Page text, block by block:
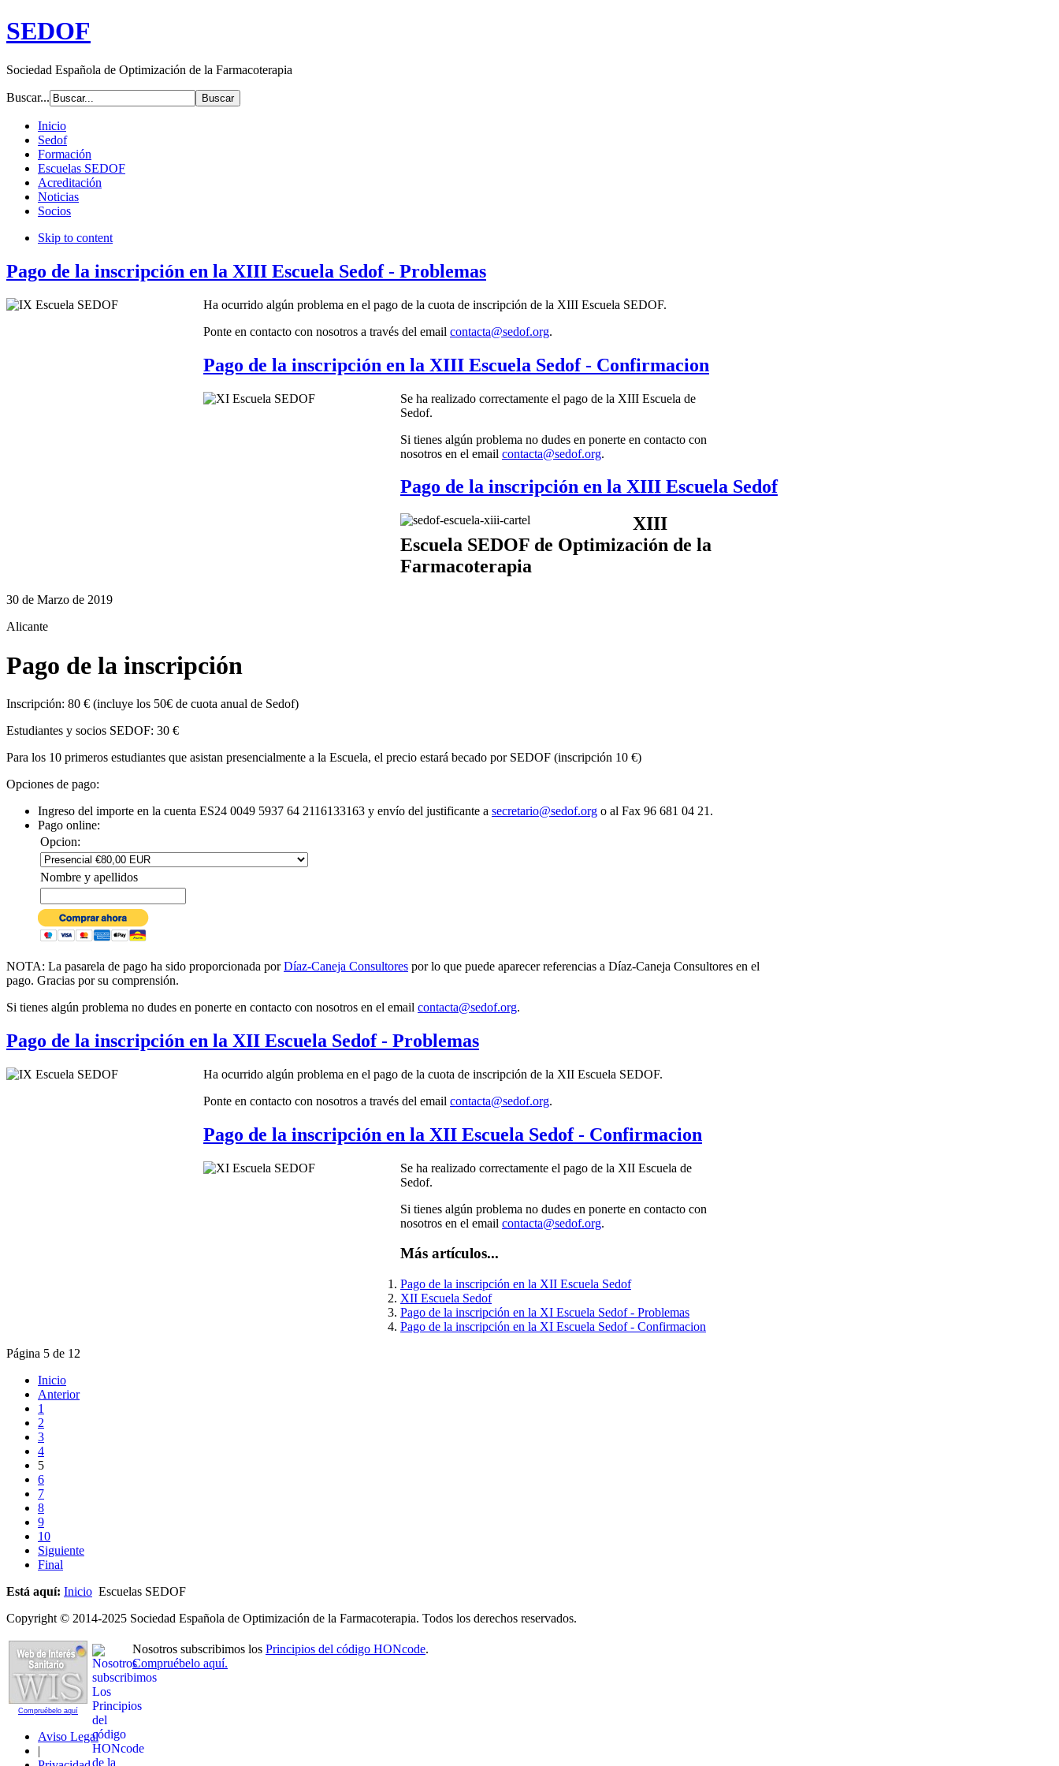
SEDOF
Sociedad Española de Optimización de la Farmacoterapia
Buscar...
Inicio
Sedof
Formación
Escuelas SEDOF
Acreditación
Noticias
Socios
Skip to content
Pago de la inscripción en la XIII Escuela Sedof - Problemas
Ha ocurrido algún problema en el pago de la cuota de inscripción de la XIII Escuela SEDOF.
Ponte en contacto con nosotros a través del email contacta@sedof.org.
Pago de la inscripción en la XIII Escuela Sedof - Confirmacion
Se ha realizado correctamente el pago de la XIII Escuela de
Sedof.
Si tienes algún problema no dudes en ponerte en contacto con
nosotros en el email contacta@sedof.org.
Pago de la inscripción en la XIII Escuela Sedof
XIII
Escuela SEDOF de Optimización de la
Farmacoterapia
30 de Marzo de 2019
Alicante
Pago de la inscripción
Inscripción: 80 € (incluye los 50€ de cuota anual de Sedof)
Estudiantes y socios SEDOF: 30 €
Para los 10 primeros estudiantes que asistan presencialmente a la Escuela, el precio estará becado por SEDOF (inscripción 10 €)
Opciones de pago:
Ingreso del importe en la cuenta ES24 0049 5937 64 2116133163 y envío del justificante a secretario@sedof.org o al Fax 96 681 04 21.
Pago online:
Opcion:
Nombre y apellidos
NOTA: La pasarela de pago ha sido proporcionada porDíaz-Caneja Consultores por lo que puede aparecer referencias a Díaz-Caneja Consultores en el
pago. Gracias por su comprensión.
Si tienes algún problema no dudes en ponerte en contacto con nosotros en el email contacta@sedof.org.
Pago de la inscripción en la XII Escuela Sedof - Problemas
Ha ocurrido algún problema en el pago de la cuota de inscripción de la XII Escuela SEDOF.
Ponte en contacto con nosotros a través del email contacta@sedof.org.
Pago de la inscripción en la XII Escuela Sedof - Confirmacion
Se ha realizado correctamente el pago de la XII Escuela de
Sedof.
Si tienes algún problema no dudes en ponerte en contacto con
nosotros en el email contacta@sedof.org.
Más artículos...
Pago de la inscripción en la XII Escuela Sedof
XII Escuela Sedof
Pago de la inscripción en la XI Escuela Sedof - Problemas
Pago de la inscripción en la XI Escuela Sedof - Confirmacion
Página 5 de 12
Inicio
Anterior
1
2
3
4
5
6
7
8
9
10
Siguiente
Final
Está aquí: Inicio Escuelas SEDOF
Copyright © 2014-2025 Sociedad Española de Optimización de la Farmacoterapia. Todos los derechos reservados.
Nosotros subscribimos los Principios del código HONcode.
Compruébelo aquí.
Compruébelo aquí
Aviso Legal
|